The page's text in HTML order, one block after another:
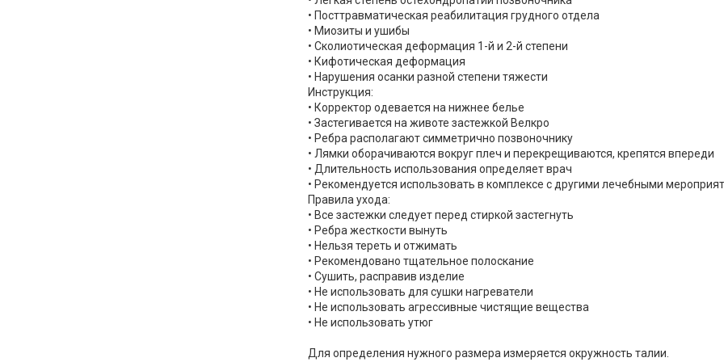
• Посттравматическая реабилитация грудного отдела
• Миозиты и ушибы
• Сколиотическая деформация 1-й и 2-й степени
• Кифотическая деформация
• Нарушения осанки разной степени тяжести
Инструкция:
• Корректор одевается на нижнее белье
• Застегивается на животе застежкой Велкро
• Ребра располагают симметрично позвоночнику
• Лямки оборачиваются вокруг плеч и перекрещиваются, крепятся впереди
• Длительность использования определяет врач
• Рекомендуется использовать в комплексе с другими лечебными
Правила ухода:
• Все застежки следует перед стиркой застегнуть
• Ребра жесткости вынуть
• Нельзя тереть и отжимать
• Рекомендовано тщательное полоскание
• Сушить, расправив изделие
• Не использовать для сушки нагреватели
• Не использовать агрессивные чистящие вещества
• Не использовать утюг
Для определения нужного размера измеряется окружность талии.